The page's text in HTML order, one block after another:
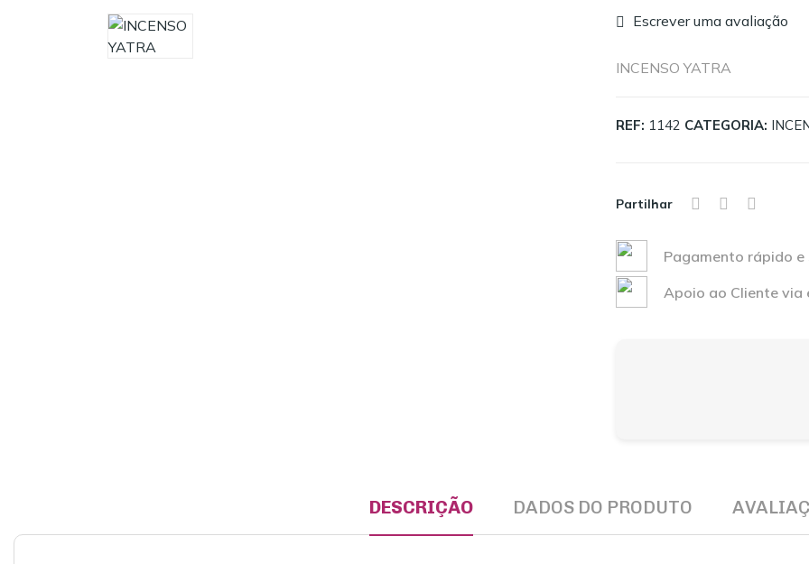
Escrever uma avaliação
INCENSO YATRA
REF: 1142 CATEGORIA:
Partilhar
Pagamento rápido e
Apoio ao Cliente
DESCRIÇÃO DADOS DO PRODUTO